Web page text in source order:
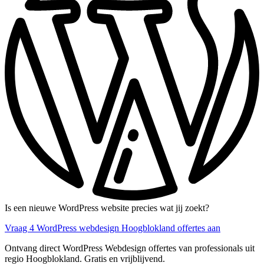
Is een nieuwe WordPress website precies wat jij zoekt?
Vraag 4 WordPress webdesign Hoogblokland offertes aan
Ontvang direct WordPress Webdesign offertes van professionals uit
regio Hoogblokland. Gratis en vrijblijvend.